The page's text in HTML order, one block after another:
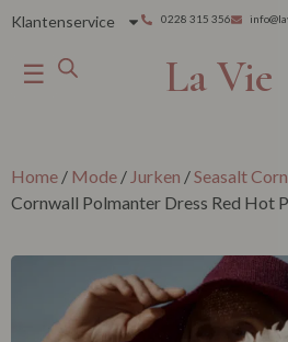
Klantenservice 0228 315 356
☰ La Vie
Home / Mode / Jurken /Seasalt
Cornwall Polmanter Dress Red Hot